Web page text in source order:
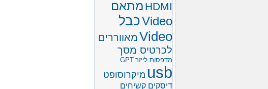
HDMI מתאם
Videoכבל
Videoמאווררים
לכרטיס מסך
מדפסות לייזר GPT
usb מיקרוסופט
דיסקים קשיחים